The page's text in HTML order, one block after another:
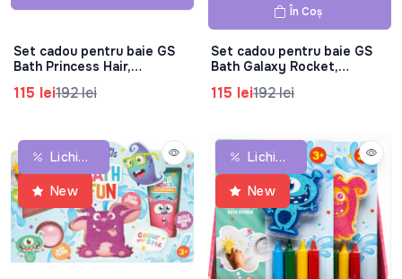
Set cadou pentru baie GS
Bath Princess Hair,
115 lei192 lei
În Coș
Set cadou pentru baie GS
Bath Galaxy Rocket,
115 lei192 lei
Lichidare De Stoc
New
Lichidare De Stoc
New